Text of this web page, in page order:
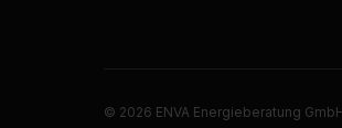
© 2026 ENVA Energieberatung